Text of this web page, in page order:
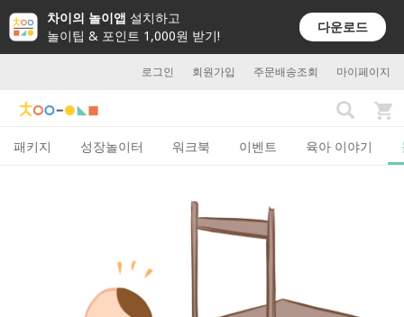
차이의 놀이앱 설치하고
놀이팁 & 포인트 1,000원 받기!
다운로드
로그인 회원가입 주문배송조회 마이페이지
패키지 성장놀이터 워크북 이벤트 육아 이야기